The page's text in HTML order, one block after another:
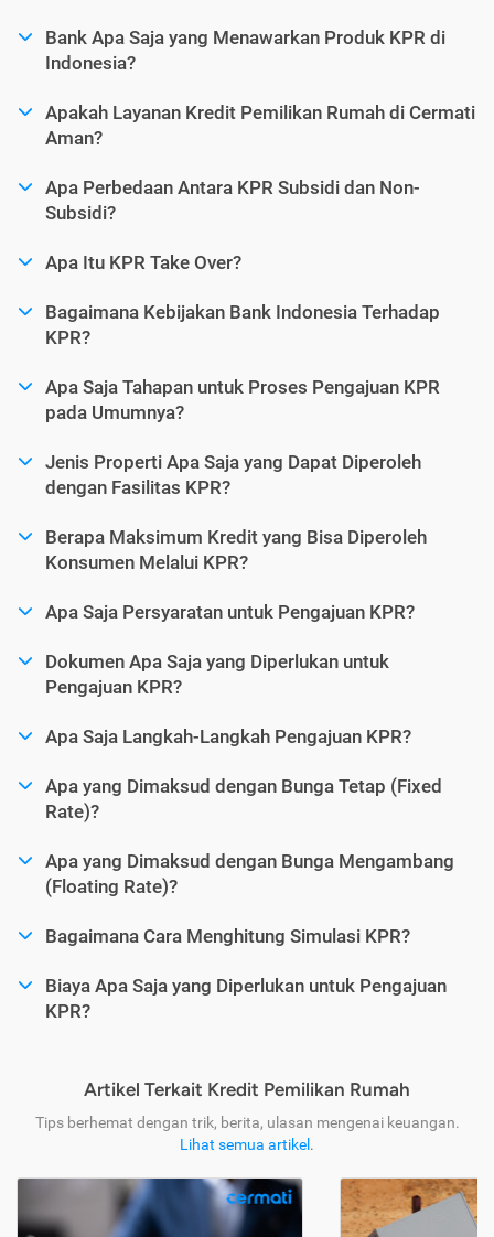
Bank Apa Saja yang Menawarkan Produk KPR di
Indonesia?
Apakah Layanan Kredit Pemilikan Rumah di Cermati
Aman?
Apa Perbedaan Antara KPR Subsidi dan Non-
Subsidi?
Apa Itu KPR Take Over?
Bagaimana Kebijakan Bank Indonesia Terhadap
KPR?
Apa Saja Tahapan untuk Proses Pengajuan KPR
pada Umumnya?
Jenis Properti Apa Saja yang Dapat Diperoleh
dengan Fasilitas KPR?
Berapa Maksimum Kredit yang Bisa Diperoleh
Konsumen Melalui KPR?
Apa Saja Persyaratan untuk Pengajuan KPR?
Dokumen Apa Saja yang Diperlukan untuk
Pengajuan KPR?
Apa Saja Langkah-Langkah Pengajuan KPR?
Apa yang Dimaksud dengan Bunga Tetap (Fixed
Rate)?
Apa yang Dimaksud dengan Bunga Mengambang
(Floating Rate)?
Bagaimana Cara Menghitung Simulasi KPR?
Biaya Apa Saja yang Diperlukan untuk Pengajuan
KPR?
Artikel Terkait Kredit Pemilikan Rumah
Tips berhemat dengan trik, berita, ulasan mengenai keuangan.
Lihat semua artikel .